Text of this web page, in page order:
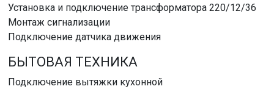
Установка и подключение трансформатора 220/12/36
Монтаж сигнализации
Подключение датчика движения
БЫТОВАЯ ТЕХНИКА
Подключение вытяжки кухонной